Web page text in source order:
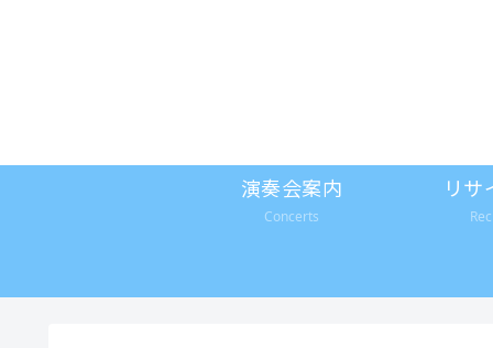
演奏会案内
Concerts
リサ